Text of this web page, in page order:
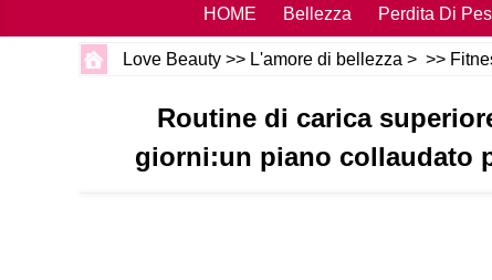
HOME Bellezza Perdita Di
Love Beauty >> L'amore di bellezza > >>
Routine di carica
giorni:un piano collaudato